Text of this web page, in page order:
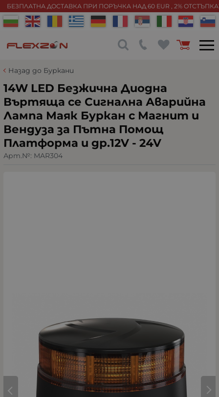
БЕЗПЛАТНА ДОСТАВКА ПРИ ПОРЪЧКА НАД 60 EUR , 2%
Назад до Буркани
14W LED Безжична Диодна
Въртяща се Сигнална Аварийна
Лампа Маяк Буркан с Магнит и
Вендуза за Пътна Помощ
Платформа и др.12V - 24V
Арт.№: MAR304